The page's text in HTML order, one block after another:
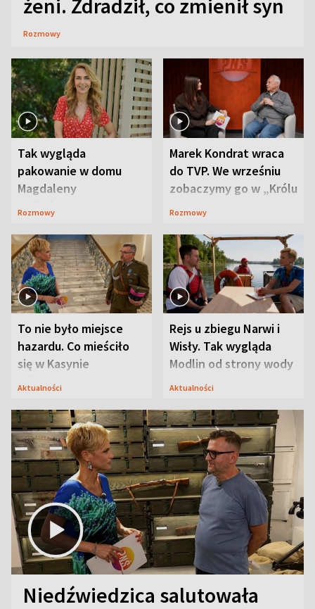
żeni. Zdradził, co zmienił syn
Rozmowy
Tak wygląda
pakowanie w domu
Magdaleny
Waligórskiej-Lisieckiej.
Rozmowy
Marek Kondrat wraca
do TVP. We wrześniu
zobaczymy go w „Królu
Maciusiu I”
Rozmowy
To nie było miejsce
hazardu. Co mieściło
się w Kasynie
Oficerskim?
Aktualności
Rejs u zbiegu Narwi i
Wisły. Tak wygląda
Modlin od strony wody
Aktualności
Niedźwiedzica salutowała